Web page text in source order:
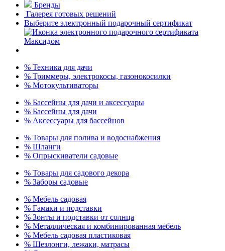
Бренды
Галерея готовых решений
Выберите электронный подарочный сертификат
% Техника для дачи
% Триммеры, электрокосы, газонокосилки
% Мотокультиваторы
% Бассейны для дачи и аксессуары
% Бассейны для дачи
% Аксессуары для бассейнов
% Товары для полива и водоснабжения
% Шланги
% Опрыскиватели садовые
% Товары для садового декора
% Заборы садовые
% Мебель садовая
% Гамаки и подставки
% Зонты и подставки от солнца
% Металлическая и комбинированная мебель
% Мебель садовая пластиковая
% Шезлонги, лежаки, матрасы